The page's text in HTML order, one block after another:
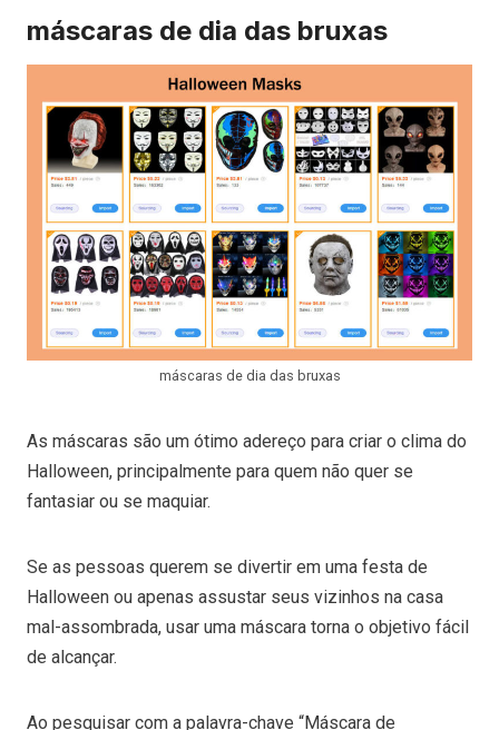
máscaras de dia das bruxas
máscaras de dia das bruxas
As máscaras são um ótimo adereço para criar o clima do
Halloween, principalmente para quem não quer se
fantasiar ou se maquiar.
Se as pessoas querem se divertir em uma festa de
Halloween ou apenas assustar seus vizinhos na casa
mal-assombrada, usar uma máscara torna o objetivo fácil
de alcançar.
Ao pesquisar com a palavra-chave “Máscara de